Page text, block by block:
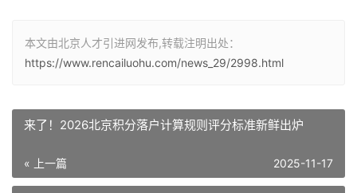
本文由北京人才引进网发布,转载注明出处：
https://www.rencailuohu.com/news_29/2998.html
来了！2026北京积分落户计算规则评分标准新鲜出炉
« 上一篇 2025-11-17